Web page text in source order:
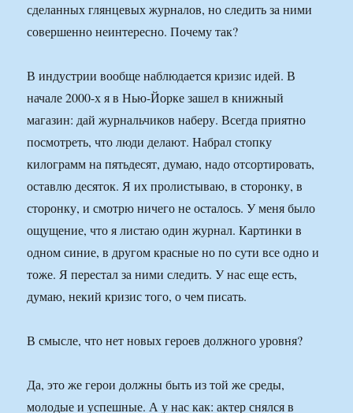
сделанных глянцевых журналов, но следить за ними
совершенно неинтересно. Почему так?
В индустрии вообще наблюдается кризис идей. В
начале 2000-х я в Нью-Йорке зашел в книжный
магазин: дай журнальчиков наберу. Всегда приятно
посмотреть, что люди делают. Набрал стопку
килограмм на пятьдесят, думаю, надо отсортировать,
оставлю десяток. Я их пролистываю, в сторонку, в
сторонку, и смотрю ничего не осталось. У меня было
ощущение, что я листаю один журнал. Картинки в
одном синие, в другом красные но по сути все одно и
тоже. Я перестал за ними следить. У нас еще есть,
думаю, некий кризис того, о чем писать.
В смысле, что нет новых героев должного уровня?
Да, это же герои должны быть из той же среды,
молодые и успешные. А у нас как: актер снялся в